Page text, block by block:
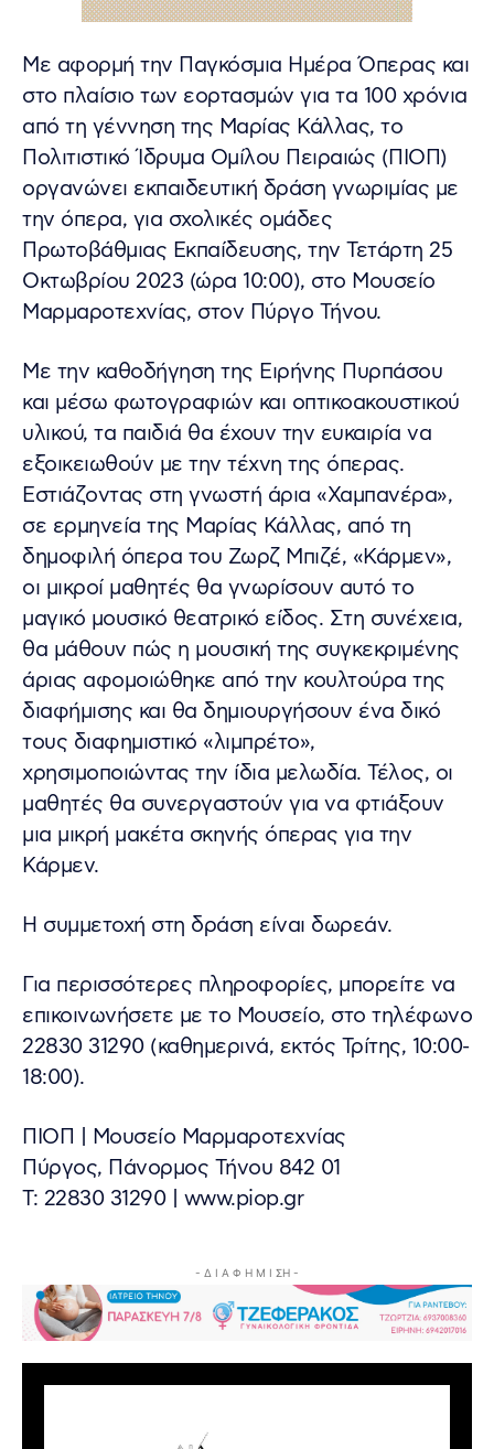
Με αφορμή την Παγκόσμια Ημέρα Όπερας και
στο πλαίσιο των εορτασμών για τα 100 χρόνια
από τη γέννηση της Μαρίας Κάλλας, το
Πολιτιστικό Ίδρυμα Ομίλου Πειραιώς (ΠΙΟΠ)
οργανώνει εκπαιδευτική δράση γνωριμίας με
την όπερα, για σχολικές ομάδες
Πρωτοβάθμιας Εκπαίδευσης, την Τετάρτη 25
Οκτωβρίου 2023 (ώρα 10:00), στο Μουσείο
Μαρμαροτεχνίας, στον Πύργο Τήνου.
Με την καθοδήγηση της Ειρήνης Πυρπάσου
και μέσω φωτογραφιών και οπτικοακουστικού
υλικού, τα παιδιά θα έχουν την ευκαιρία να
εξοικειωθούν με την τέχνη της όπερας.
Εστιάζοντας στη γνωστή άρια «Χαμπανέρα»,
σε ερμηνεία της Μαρίας Κάλλας, από τη
δημοφιλή όπερα του Ζωρζ Μπιζέ, «Κάρμεν»,
οι μικροί μαθητές θα γνωρίσουν αυτό το
μαγικό μουσικό θεατρικό είδος. Στη συνέχεια,
θα μάθουν πώς η μουσική της συγκεκριμένης
άριας αφομοιώθηκε από την κουλτούρα της
διαφήμισης και θα δημιουργήσουν ένα δικό
τους διαφημιστικό «λιμπρέτο»,
χρησιμοποιώντας την ίδια μελωδία. Τέλος, οι
μαθητές θα συνεργαστούν για να φτιάξουν
μια μικρή μακέτα σκηνής όπερας για την
Κάρμεν.
Η συμμετοχή στη δράση είναι δωρεάν.
Για περισσότερες πληροφορίες, μπορείτε να
επικοινωνήσετε με το Μουσείο, στο τηλέφωνο
22830 31290 (καθημερινά, εκτός Τρίτης, 10:00-
18:00).
ΠΙΟΠ | Μουσείο Μαρμαροτεχνίας
Πύργος, Πάνορμος Τήνου 842 01
Τ: 22830 31290 | www.piop.gr
- Δ Ι Α Φ Η Μ Ι ΣΗ -